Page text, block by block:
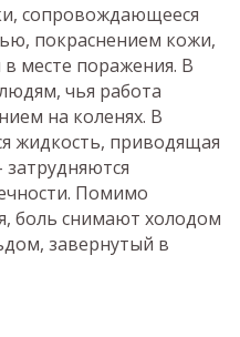
сопровождающееся
покраснением кожи,
месте поражения. В
чья работа
на коленях. В
жидкость, приводящая
Помимо
боль снимают холодом
завернутый в